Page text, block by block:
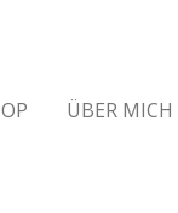
ÜBER MICH